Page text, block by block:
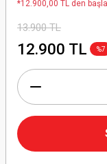
*12.900,00 TL den
13.900 TL
12.900 TL %7